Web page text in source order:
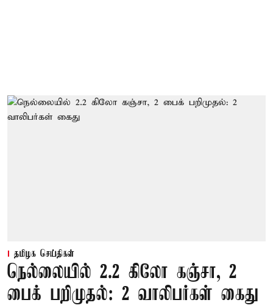
தமிழக செய்திகள்
நெல்லையில் 2.2 கிலோ கஞ்சா, 2
பைக் பறிமுதல்: 2 வாலிபர்கள் கைது